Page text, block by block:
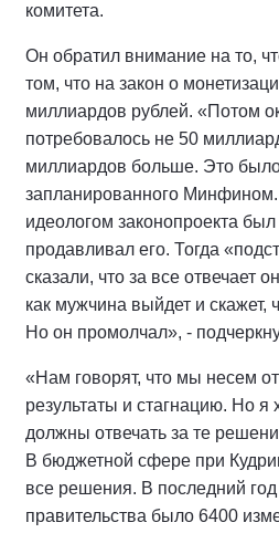
комитета.
Он обратил внимание на то,
том, что на закон о
миллиардов рублей. «Потом
потребовалось не 50
миллиардов больше. Это
запланированного Минфином.
идеологом законопроекта
продавливал его. Тогда
сказали, что за все отвечает
как мужчина выйдет и скажет,
Но он промолчал», -
«Нам говорят, что мы несем
результаты и стагнацию. Но я
должны отвечать за те
В бюджетной сфере при
все решения. В последний
правительства было 6400